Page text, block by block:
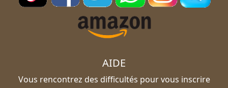
AIDE
Vous rencontrez des difficultés pour vous inscrire